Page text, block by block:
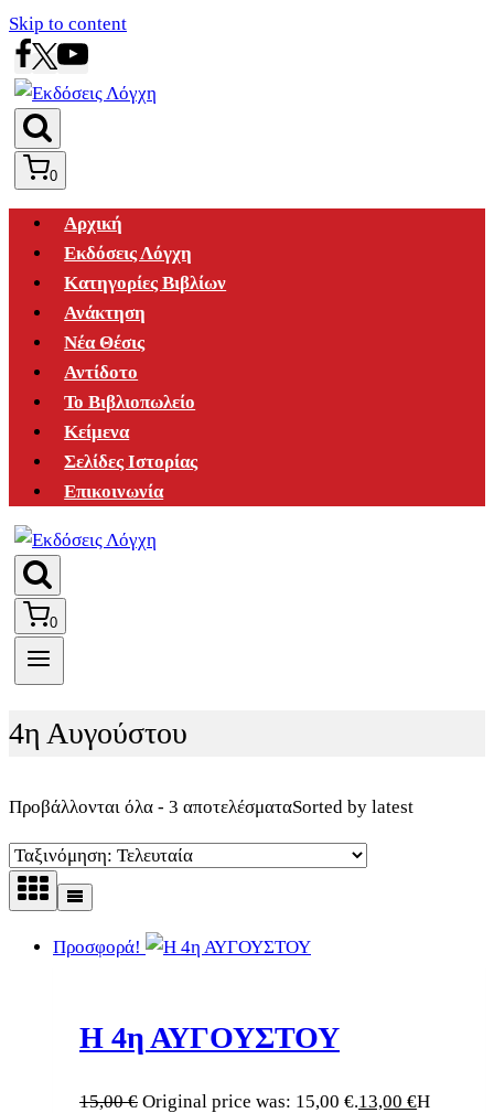
Skip to content
0
Αρχική
Εκδόσεις Λόγχη
Κατηγορίες Βιβλίων
Ανάκτηση
Νέα Θέσις
Αντίδοτο
Το Βιβλιοπωλείο
Κείμενα
Σελίδες Ιστορίας
Επικοινωνία
0
4η Αυγούστου
Προβάλλονται όλα - 3 αποτελέσματαSorted by latest
Προσφορά!
Η 4η ΑΥΓΟΥΣΤΟΥ
15,00€ Original price was: 15,00 €.13,00 €Η